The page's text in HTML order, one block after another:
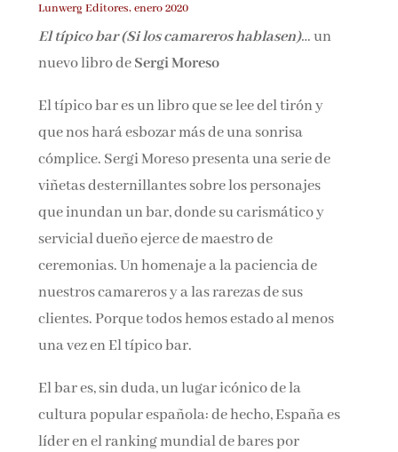
Lunwerg Editores, enero 2020
El típico bar (Si los camareros hablasen)… un
nuevo libro deSergi Moreso
El típico bar es un libro que se lee del tirón y
que nos hará esbozar más de una sonrisa
cómplice. Sergi Moreso presenta una serie de
viñetas desternillantes sobre los personajes
que inundan un bar, donde su carismático y
servicial dueño ejerce de maestro de
ceremonias. Un homenaje a la paciencia de
nuestros camareros y a las rarezas de sus
clientes. Porque todos hemos estado al menos
una vez en El típico bar.
El bar es, sin duda, un lugar icónico de la
cultura popular española: de hecho, España es
líder en el ranking mundial de bares por
Nombre*
Email*
Por favor, acepta los
de privacidad